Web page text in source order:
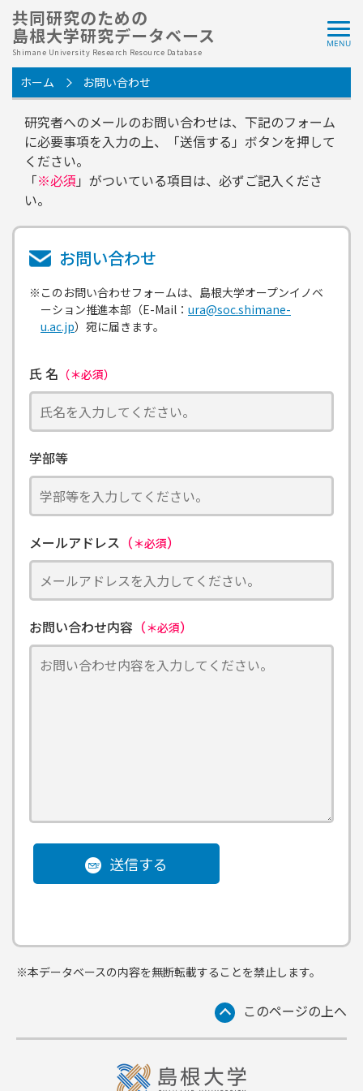
共同研究のための
島根大学研究データベース
Shimane University Research Resource Database
ホーム お問い合わせ
研究者へのメールのお問い合わせは、下記のフォーム
に必要事項を入力の上、「送信する」ボタンを押して
ください。
「※必須 」がついている項目は、必ずご記入くださ
い。
お問い合わせ
※このお問い合わせフォームは、島根大学オープンイノベ
ーション推進本部（E-Mail： ura@soc.shimane-
u.ac.jp）宛に届きます。
氏 名 （＊必須）
学部等
メールアドレス （＊必須）
お問い合わせ内容 （＊必須）
送信する
※本データベースの内容を無断転載することを禁止します。
このページの上へ